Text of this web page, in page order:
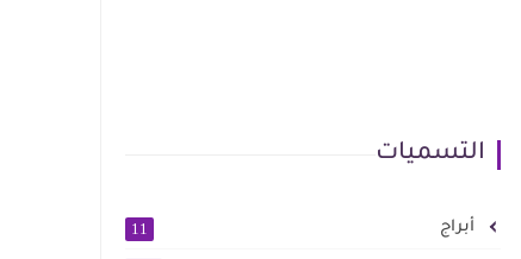
التسميات
أبراج 11